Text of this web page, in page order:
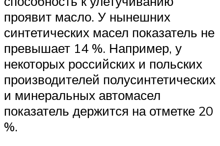
проявит масло. У нынешних
синтетических масел показатель не
превышает 14 %. Например, у
некоторых российских и польских
производителей полусинтетических
и минеральных автомасел
показатель держится на отметке 20
%.